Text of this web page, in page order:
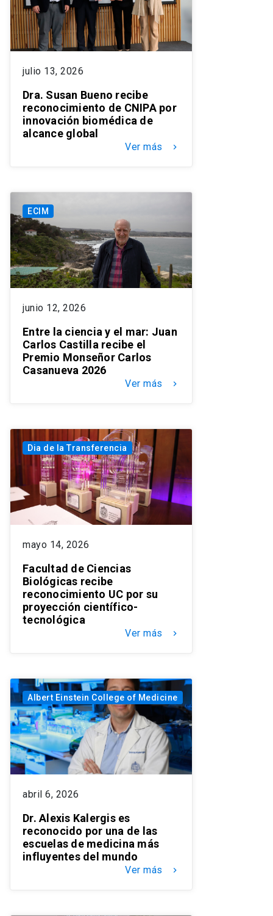
julio 13, 2026
Dra. Susan Bueno recibe
reconocimiento de CNIPA por
innovación biomédica de
alcance global
Ver más keyboard_arrow_right
ECIM
junio 12, 2026
Entre la ciencia y el mar: Juan
Carlos Castilla recibe el
Premio Monseñor Carlos
Casanueva 2026
Ver más keyboard_arrow_right
Dia de la Transferencia
mayo 14, 2026
Facultad de Ciencias
Biológicas recibe
reconocimiento UC por su
proyección científico-
tecnológica
Ver más keyboard_arrow_right
Albert Einstein College of Medicine
abril 6, 2026
Dr. Alexis Kalergis es
reconocido por una de las
escuelas de medicina más
influyentes del mundo
Ver más keyboard_arrow_right